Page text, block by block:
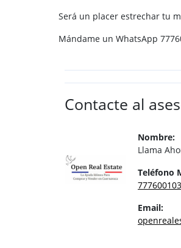
Será un placer estrechar tu
Mándame un WhatsApp
Contacte al
Nombre:
Llama
Teléfono
Email: